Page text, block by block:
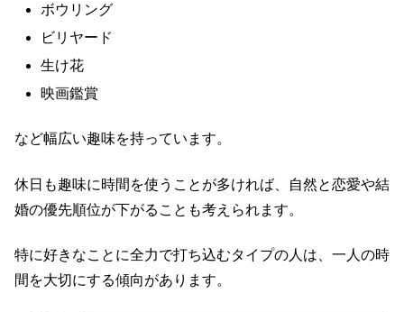
ボウリング
ビリヤード
生け花
映画鑑賞
など幅広い趣味を持っています。
休日も趣味に時間を使うことが多ければ、自然と恋愛や結
婚の優先順位が下がることも考えられます。
特に好きなことに全力で打ち込むタイプの人は、一人の時
間を大切にする傾向があります。